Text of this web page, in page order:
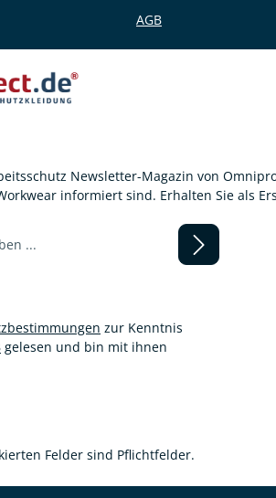
AGB
Newsletter-Magazin von
informiert sind. Erhalten Sie als
zur Kenntnis
gelesen und bin mit ihnen
Felder sind Pflichtfelder.